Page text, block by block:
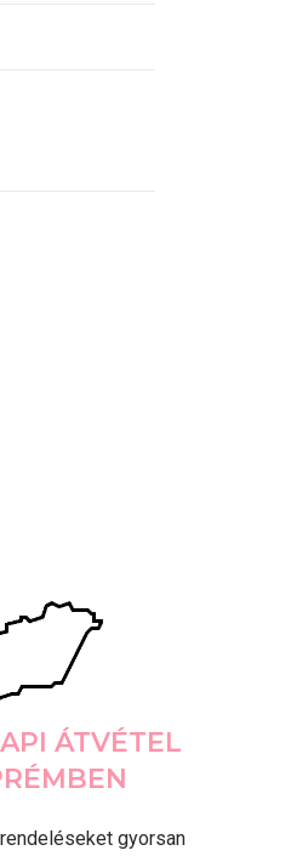
ÁTVÉTEL
gyorsan